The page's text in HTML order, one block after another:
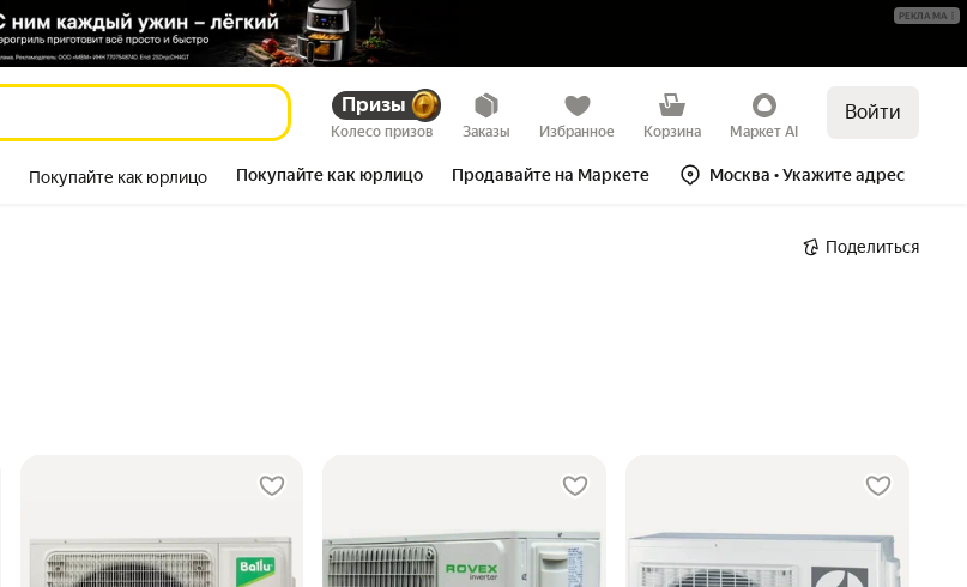
Призы
Колесо призов Заказы Избранное Корзина Маркет AI
Войти
Покупайте как юрлицо Покупайте как юрлицо Продавайте на Маркете Москва • Укажите адрес
РЕКЛАМА
Поделиться